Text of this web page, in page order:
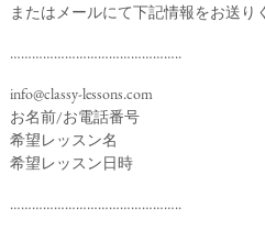
またはメールにて下記情報をお送り
………………………………………..
info@classy-lessons.com
お名前/お電話番号
希望レッスン名
希望レッスン日時
………………………………………..